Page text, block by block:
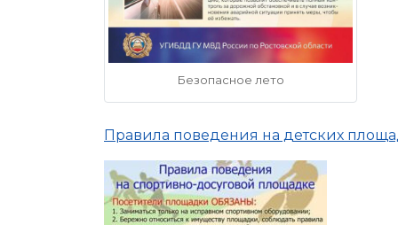
Безопасное лето
Правила поведения на детских